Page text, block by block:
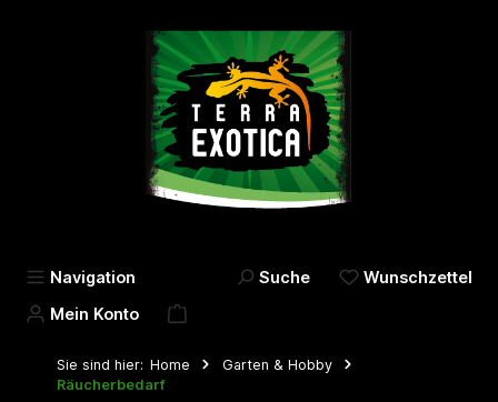
Navigation Suche
Wunschzettel
Mein Konto
Sie sind hier: Home
Garten & Hobby
Räucherbedarf